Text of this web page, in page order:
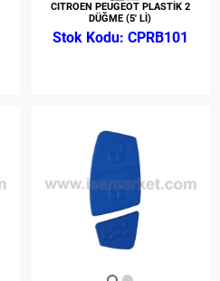
CITROEN PEUGEOT PLASTİK 2
DÜĞME (5' Lİ)
CPRB101